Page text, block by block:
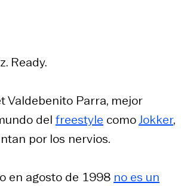
Ready.
Valdebenito Parra, mejor
del freestyle comoJokker,
por los nervios.
en agosto de 1998 no es un